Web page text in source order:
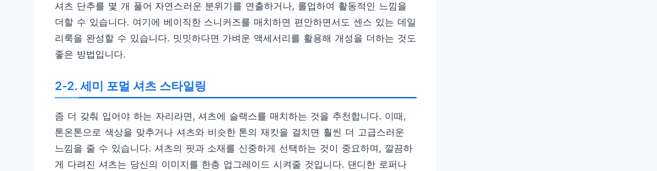
셔츠 단추를 몇 개 풀어 자연스러운 분위기를 연출하거나, 롤업하여 활동적인 느낌을
더할 수 있습니다. 여기에 베이직한 스니커즈를 매치하면 편안하면서도 센스 있는 데일
리룩을 완성할 수 있습니다. 밋밋하다면 가벼운 액세서리를 활용해 개성을 더하는 것도
좋은 방법입니다.
2-2. 세미 포멀 셔츠 스타일링
좀 더 갖춰 입어야 하는 자리라면, 셔츠에 슬랙스를 매치하는 것을 추천합니다. 이때,
톤온톤으로 색상을 맞추거나 셔츠와 비슷한 톤의 재킷을 걸치면 훨씬 더 고급스러운
느낌을 줄 수 있습니다. 셔츠의 핏과 소재를 신중하게 선택하는 것이 중요하며, 깔끔하
게 다려진 셔츠는 당신의 이미지를 한층 업그레이드 시켜줄 것입니다. 댄디한 로퍼나